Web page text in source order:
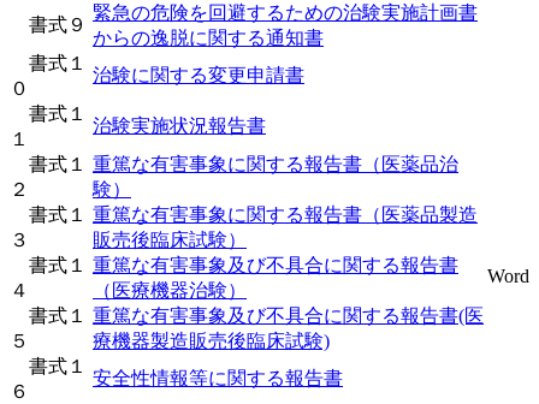
Word
書式９
緊急の危険を回避するための治験実施計画書
からの逸脱に関する通知書
書式１
０
治験に関する変更申請書
書式１
１
治験実施状況報告書
書式１
２
重篤な有害事象に関する報告書（医薬品治
験）
書式１
３
重篤な有害事象に関する報告書（医薬品製造
販売後臨床試験）
書式１
４
重篤な有害事象及び不具合に関する報告書
（医療機器治験）
書式１
５
重篤な有害事象及び不具合に関する報告書(医
療機器製造販売後臨床試験)
書式１
６
安全性情報等に関する報告書